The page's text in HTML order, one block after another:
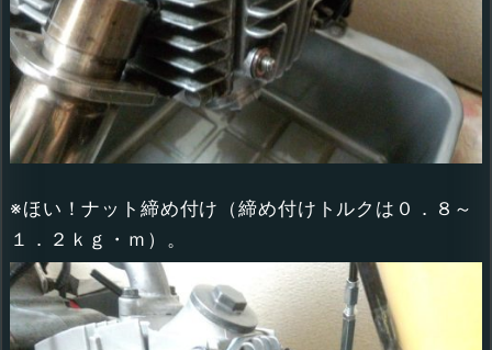
※ほい！ナット締め付け（締め付けトルクは０．８～
１．２ｋｇ・ｍ）。